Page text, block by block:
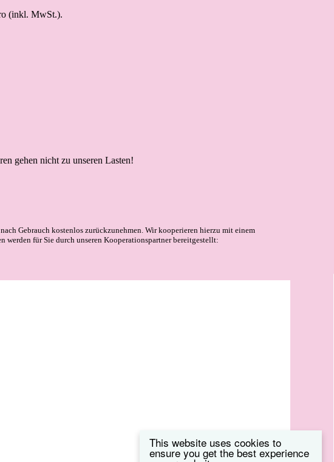
This website uses cookies to
ensure you get the best experience
(inkl. MwSt.).
gehen nicht zu unseren Lasten!
Gebrauch kostenlos zurückzunehmen. Wir kooperieren hierzu mit einem
werden für Sie durch unseren Kooperationspartner bereitgestellt: